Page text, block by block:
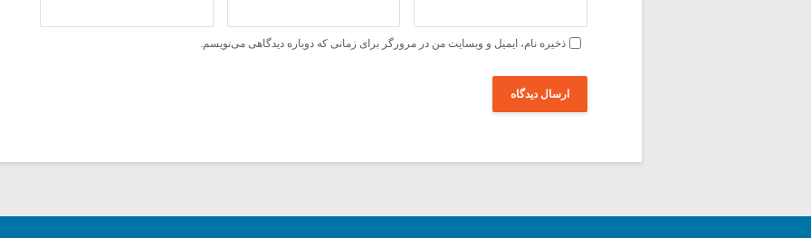
ذخیره نام، ایمیل و وبسایت من در مرورگر برای زمانی که دوباره دیدگاهی می‌نویسم.